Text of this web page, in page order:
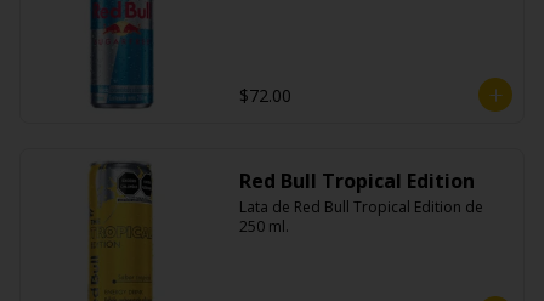
$72.00
Red Bull Tropical Edition
Lata de Red Bull Tropical Edition de
250 ml.